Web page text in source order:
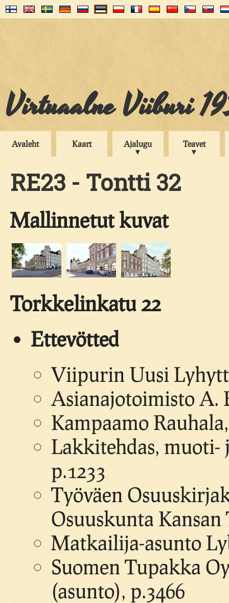
Virtuaalne Viiburi
Avaleht Kaart Ajalugu Teavet
RE23 - Tontti 32
Mallinnetut kuvat
Torkkelinkatu 22
Ettevötted
Viipurin Uusi
Asianajotoimisto A.
Kampaamo
Lakkitehdas,
p.1233
Työväen
Osuuskunta Kansan
Matkailija-asunto
Suomen Tupakka
(asunto), p.3466